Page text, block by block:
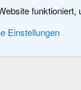
Einstellungen